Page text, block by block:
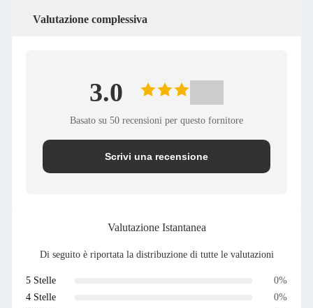
Valutazione complessiva
3.0
Basato su 50 recensioni per questo fornitore
Scrivi una recensione
Valutazione Istantanea
Di seguito è riportata la distribuzione di tutte le valutazioni
5 Stelle
0%
4 Stelle
0%